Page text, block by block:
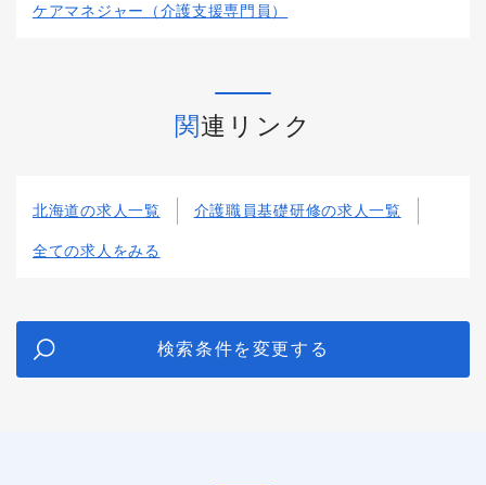
ケアマネジャー（介護支援専門員）
関連リンク
北海道の求人一覧 介護職員基礎研修の求人一覧
全ての求人をみる
検索条件を変更する